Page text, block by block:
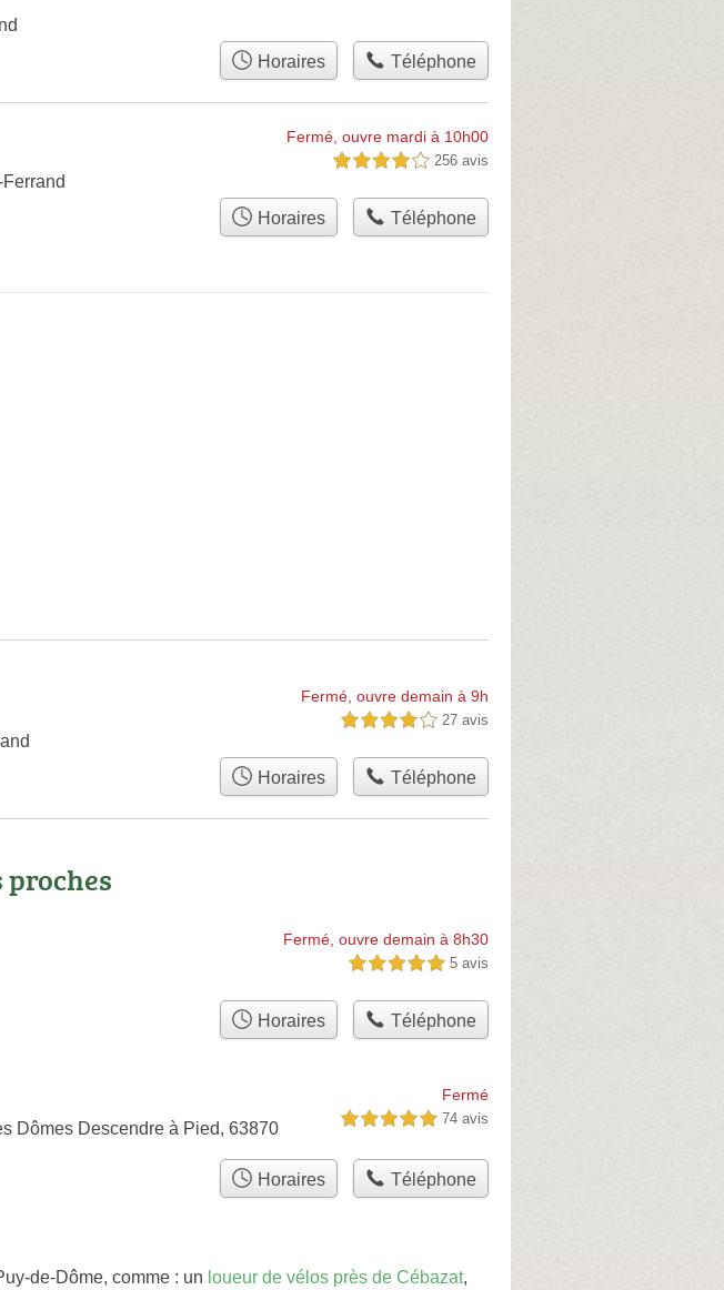
Horaires Téléphone
Fermé, ouvre mardi à 10h00
4,0 étoiles sur 5 256 avis
Horaires Téléphone
Fermé, ouvre demain à 9h
4,0 étoiles sur 5 27 avis
Horaires Téléphone
proches
Fermé, ouvre demain à 8h30
5,0 étoiles sur 5 5 avis
Horaires Téléphone
Dômes Descendre à Pied, 63870
Fermé
5,0 étoiles sur 5 74 avis
Horaires Téléphone
de-Dôme, comme : un loueur de vélos près de Cébazat,